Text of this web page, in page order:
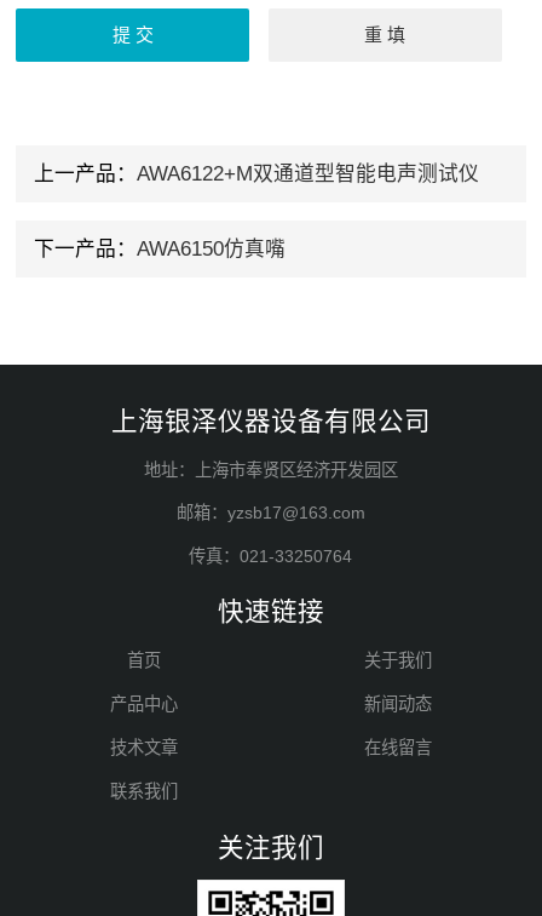
上一产品： AWA6122+M双通道型智能电声测试仪
下一产品： AWA6150仿真嘴
上海银泽仪器设备有限公司
地址：上海市奉贤区经济开发园区
邮箱：yzsb17@163.com
传真：021-33250764
快速链接
首页 关于我们
产品中心 新闻动态
技术文章 在线留言
联系我们
关注我们